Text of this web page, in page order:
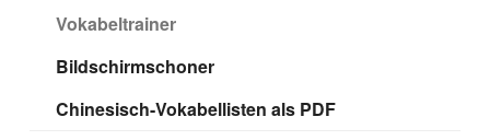
Vokabeltrainer
Bildschirmschoner
Chinesisch-Vokabellisten als PDF